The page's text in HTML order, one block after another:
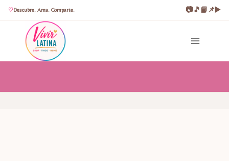
Descubre. Ama. Comparte. 📷🎵📘📌▶️
contenido